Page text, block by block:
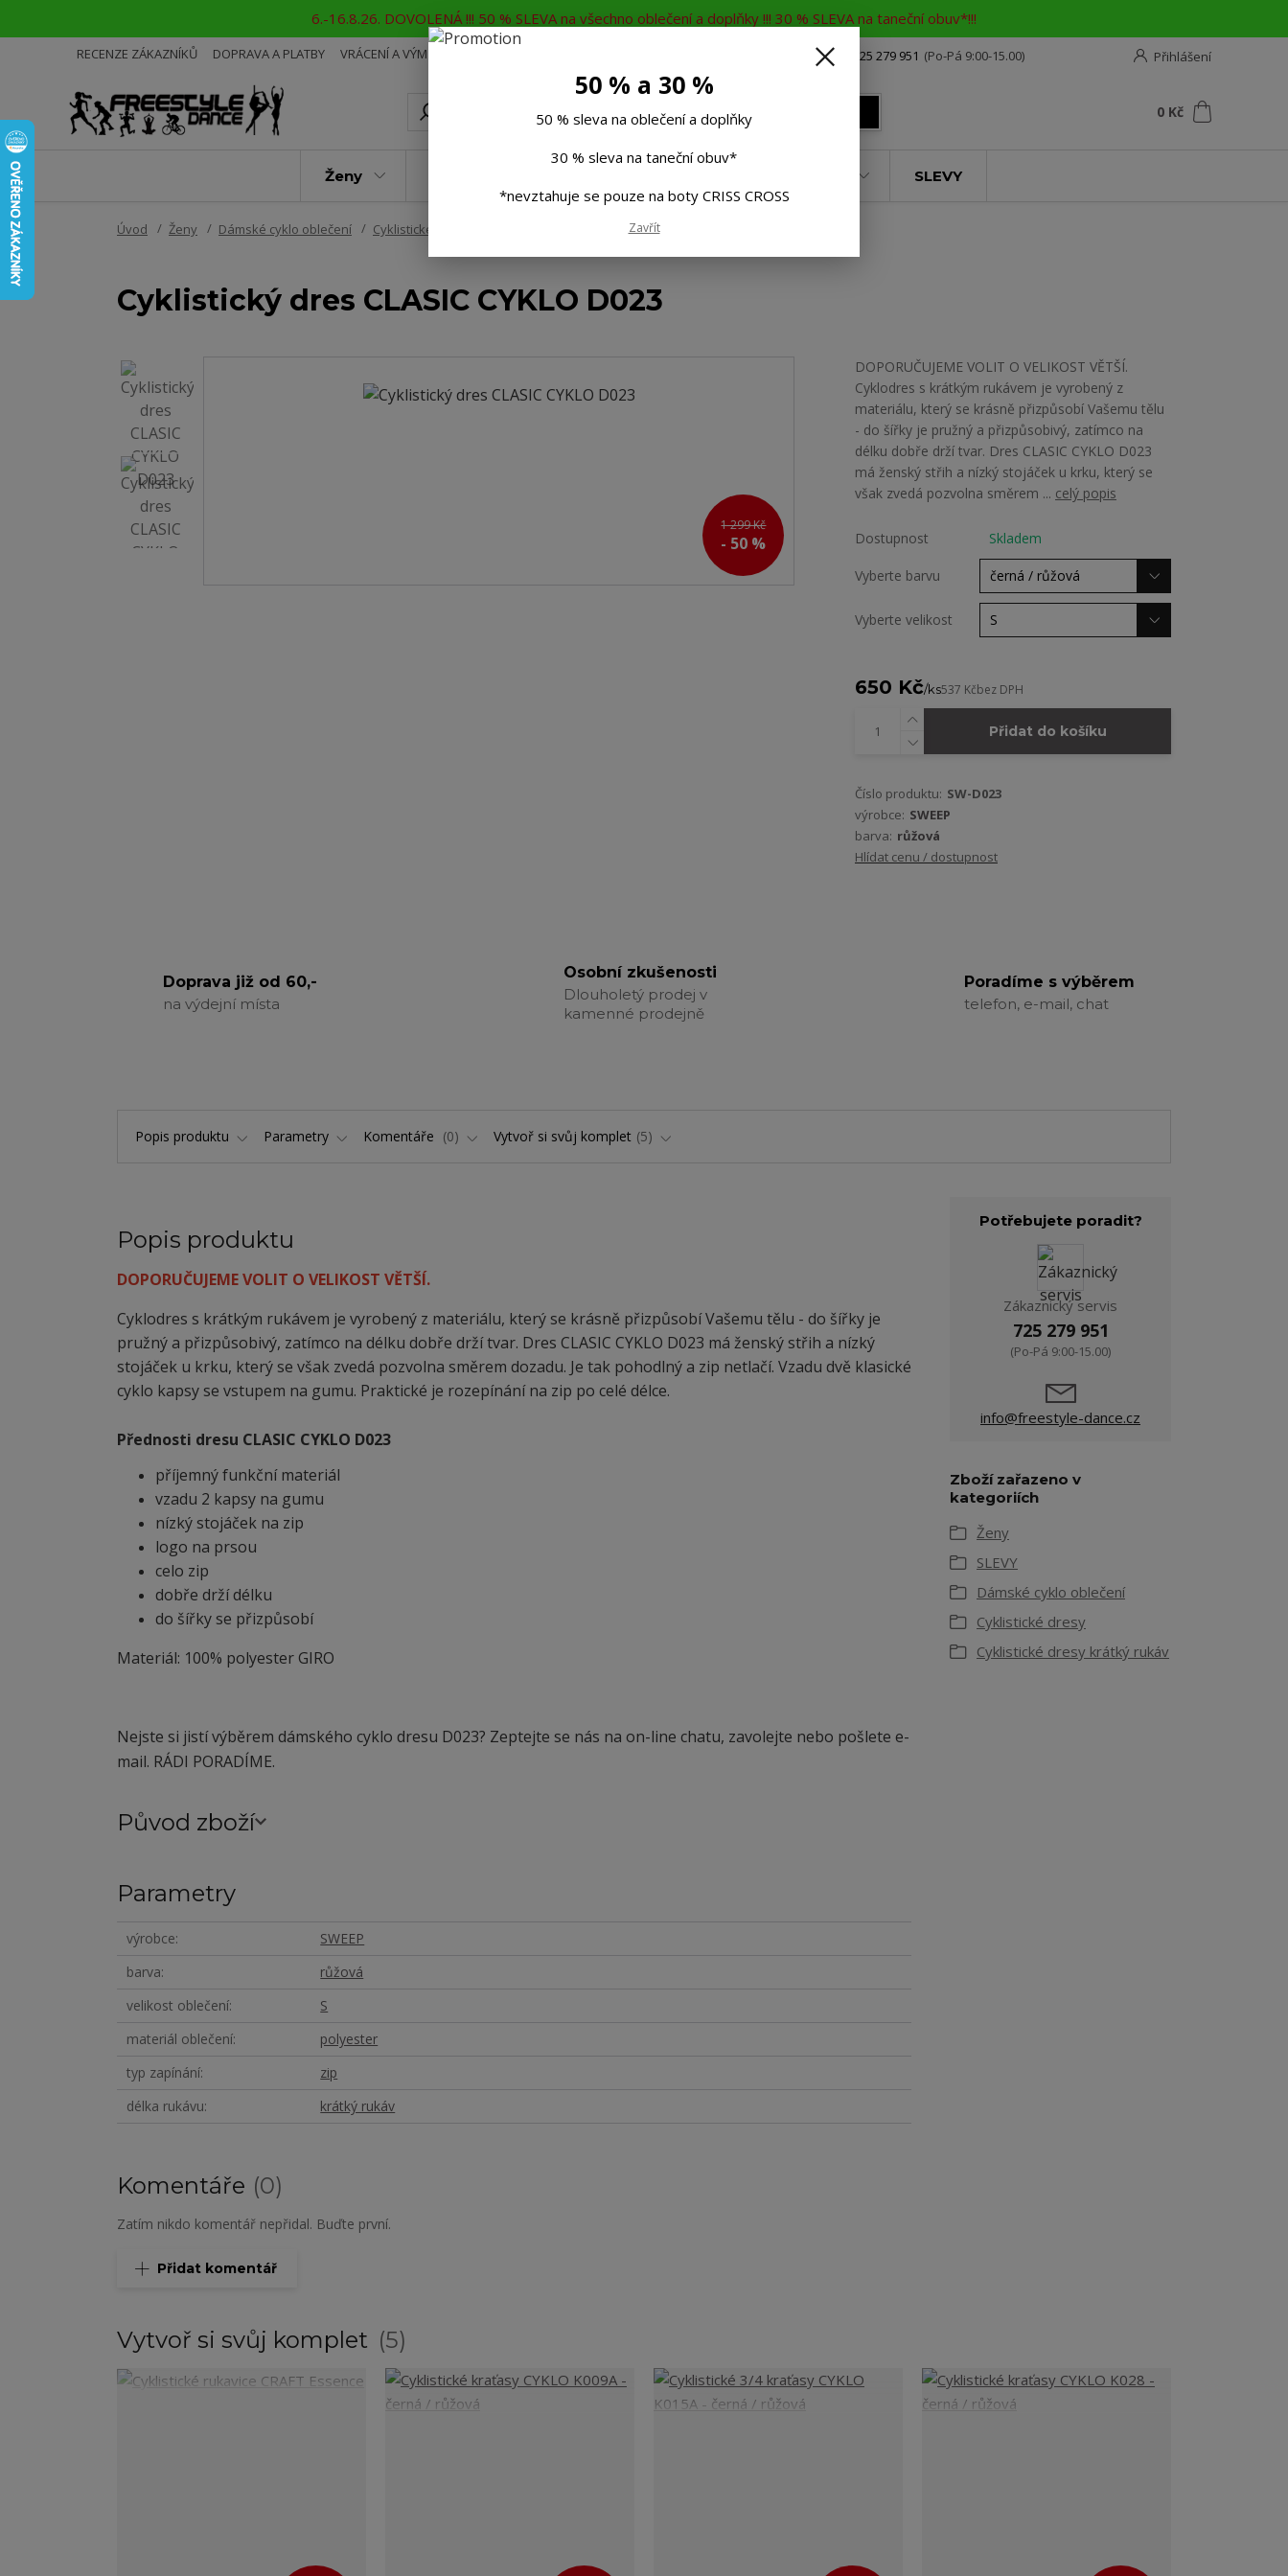
6.-16.8.26. DOVOLENÁ !!! 50 % SLEVA na všechno oblečení a doplňky !!! 30 % SLEVA na taneční obuv*!!!
RECENZE ZÁKAZNÍKŮ DOPRAVA A PLATBY VRÁCENÍ A VÝMĚNA Přihlášení
Rádi Vám poradíme 725 279 951 (Po-Pá 9:00-15.00)
0 Kč
Ženy SLEVY
Úvod Ženy Dámské cyklo oblečení Cyklistické dresy Cyklistický dres CLASIC CYKLO D023
Cyklistický dres CLASIC CYKLO D023
1 299 Kč
- 50 %
DOPORUČUJEME VOLIT O VELIKOST VĚTŠÍ.
Cyklodres s krátkým rukávem je vyrobený z
materiálu, který se krásně přizpůsobí Vašemu tělu
- do šířky je pružný a přizpůsobivý, zatímco na
délku dobře drží tvar. Dres CLASIC CYKLO D023
má ženský střih a nízký stojáček u krku, který se
však zvedá pozvolna směrem ... celý popis
Dostupnost Skladem
Vyberte barvu
Vyberte velikost
650 Kč/ks537 Kčbez DPH
Přidat do košíku
Číslo produktu: SW-D023
výrobce: SWEEP
barva: růžová
Hlídat cenu / dostupnost
Doprava již od 60,-
na výdejní místa
Osobní zkušenosti
Dlouholetý prodej v
kamenné prodejně
Poradíme s výběrem
telefon, e-mail, chat
Popis produktu Parametry Komentáře 0 Vytvoř si svůj komplet 5
Popis produktu
DOPORUČUJEME VOLIT O VELIKOST VĚTŠÍ.
Cyklodres s krátkým rukávem je vyrobený z materiálu, který se krásně přizpůsobí Vašemu tělu - do šířky je
pružný a přizpůsobivý, zatímco na délku dobře drží tvar. Dres CLASIC CYKLO D023 má ženský střih a nízký
stojáček u krku, který se však zvedá pozvolna směrem dozadu. Je tak pohodlný a zip netlačí. Vzadu dvě klasické
cyklo kapsy se vstupem na gumu. Praktické je rozepínání na zip po celé délce.
Přednosti dresu CLASIC CYKLO D023
příjemný funkční materiál
vzadu 2 kapsy na gumu
nízký stojáček na zip
logo na prsou
celo zip
dobře drží délku
do šířky se přizpůsobí
Materiál: 100% polyester GIRO
Nejste si jistí výběrem dámského cyklo dresu D023? Zeptejte se nás na on-line chatu, zavolejte nebo pošlete e-
mail. RÁDI PORADÍME.
Původ zboží
Parametry
výrobce
SWEEP
barva
růžová
velikost oblečení
S
materiál oblečení
polyester
typ zapínání
zip
délka rukávu
krátký rukáv
Komentáře 0
Zatím nikdo komentář nepřidal. Buďte první.
Přidat komentář
Potřebujete poradit?
Zákaznický servis
725 279 951
(Po-Pá 9:00-15.00)
info@freestyle-dance.cz
Zboží zařazeno v
kategoriích
Ženy
SLEVY
Dámské cyklo oblečení
Cyklistické dresy
Cyklistické dresy krátký rukáv
Vytvoř si svůj komplet 5
50 % a 30 %
50 % sleva na oblečení a doplňky
30 % sleva na taneční obuv*
*nevztahuje se pouze na boty CRISS CROSS
Zavřít